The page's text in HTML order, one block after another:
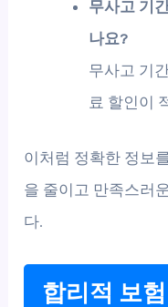
무사고 기
나요?
무사고 기
료 할인이
이처럼 정확한 정보
을 줄이고 만족스러
다.
합리적 보